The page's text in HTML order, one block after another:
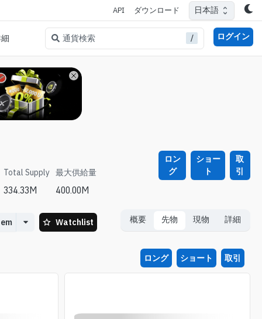
API ダウンロード 日本語
通貨検索 / ログイン
Total Supply
334.33M
最大供給量
400.00M
ロン
グ
ショー
ト
取
引
Watchlist 概要 先物 現物 詳細
ロング ショート 取引